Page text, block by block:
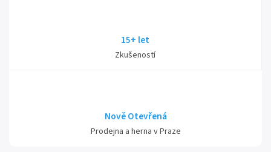
15+ let
Zkušeností
Nově Otevřená
Prodejna a herna v Praze